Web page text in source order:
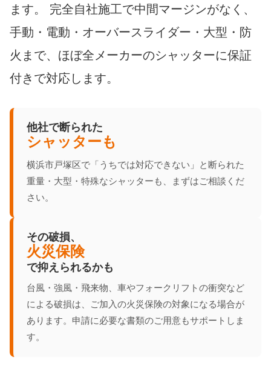
ます。 完全自社施工で中間マージンがなく、
手動・電動・オーバースライダー・大型・防
火まで、ほぼ全メーカーのシャッターに保証
付きで対応します。
他社で断られた
シャッターも
横浜市戸塚区で「うちでは対応できない」と断られた
重量・大型・特殊なシャッターも、まずはご相談くだ
さい。
その破損、
火災保険
で抑えられるかも
台風・強風・飛来物、車やフォークリフトの衝突など
による破損は、ご加入の火災保険の対象になる場合が
あります。申請に必要な書類のご用意もサポートしま
す。